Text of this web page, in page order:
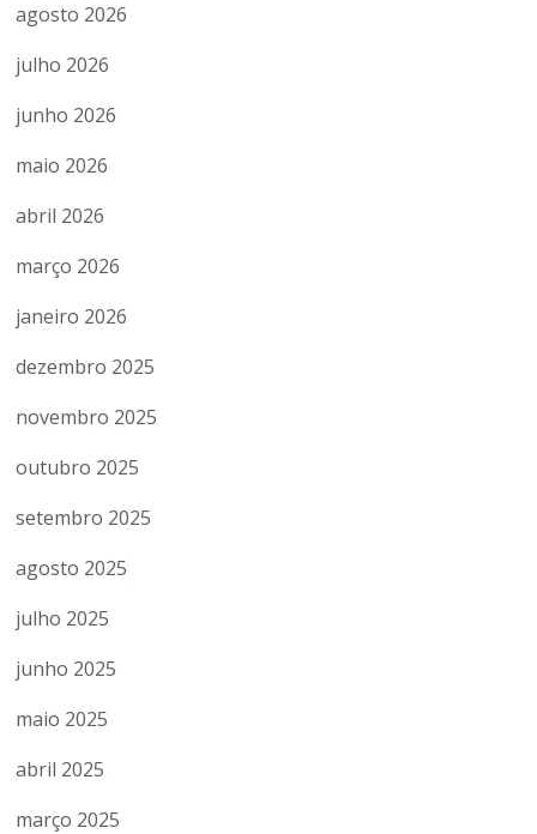
agosto 2026
julho 2026
junho 2026
maio 2026
abril 2026
março 2026
janeiro 2026
dezembro 2025
novembro 2025
outubro 2025
setembro 2025
agosto 2025
julho 2025
junho 2025
maio 2025
abril 2025
março 2025